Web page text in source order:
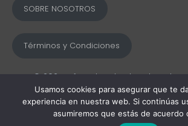
SOBRE NOSOTROS
Términos y Condiciones
© 2025 Ofword Todos los derechos
Usamos cookies para asegurar que te
experiencia en nuestra web. Si continúas
asumiremos que estás de acuerdo